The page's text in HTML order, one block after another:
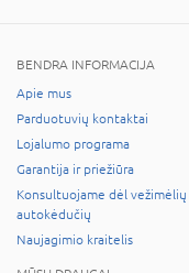
BENDRA INFORMACIJA
Apie mus
Parduotuvių kontaktai
Lojalumo programa
Garantija ir priežiūra
Konsultuojame dėl vežimėlių
autokėdučių
Naujagimio kraitelis